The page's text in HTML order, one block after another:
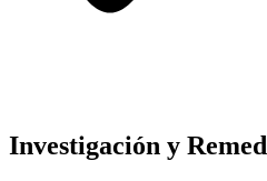
Investigación y